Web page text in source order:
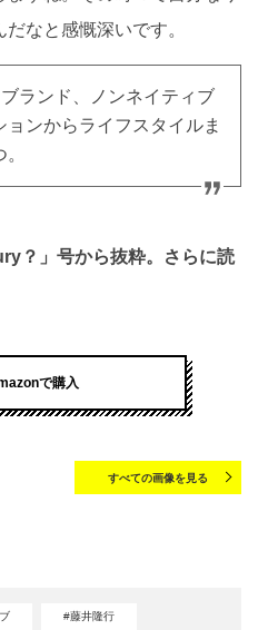
なと感慨深いです。
ランド、ノンネイティブ
ンからライフスタイルま
？」号から抜粋。さらに読
で購入
すべての画像を見る
#藤井隆行